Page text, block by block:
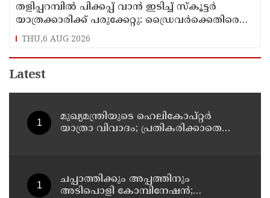
തളിപ്പറമ്പിൽ പിക്കപ്പ് വാൻ ഇടിച്ച് സ്‌കൂട്ടർ
യാത്രക്കാരിക്ക് പരുക്കേറ്റു: ഡ്രൈവർക്കെതിരെ
കേസെടുത്തു
THU,6 AUG 2026
Latest
മുഖ്യമന്ത്രിയുടെ ഹെലികോപ്റ്റര്‍
യാത്രാ വിവാദം; പ്രതികരിക്കാതെ
ചപ്പാത്തിക്കും അപ്പത്തിനും
അടിപൊളി കോമ്പിനേഷൻ;